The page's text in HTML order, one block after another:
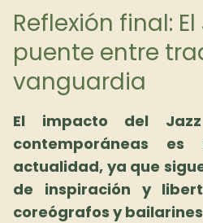
Reflexión final:
puente entre
vanguardia
El impacto del
contemporáneas
actualidad, ya que
de inspiración y
coreógrafos y